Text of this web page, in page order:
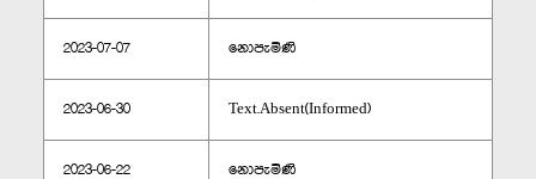
2023-07-07 නොපැමිණි
2023-06-30 Text.Absent(Informed)
2023-06-22 නොපැමිණි